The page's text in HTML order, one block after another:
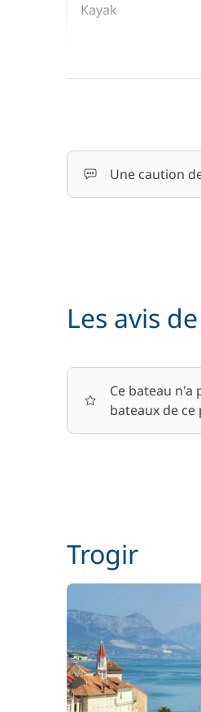
Kayak
Rachat de
Une caution
Les avis
Ce bateau n'a
bateaux de
Trogir